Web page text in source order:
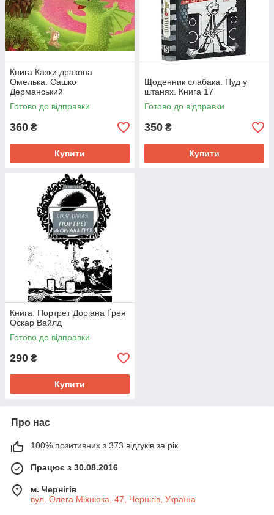
Книга Казки дракона
Омелька. Сашко
Дерманський
Готово до відправки
360 ₴
Купити
Щоденник слабака. Пуд у
штанях. Книга 17
Готово до відправки
350 ₴
Купити
Книга. Портрет Доріана Ґрея
Оскар Вайлд
Готово до відправки
290 ₴
Купити
Про нас
100% позитивних з 373 відгуків за рік
Працює з 30.08.2016
м. Чернігів
вул. Олега Міхнюка, 47, Чернігів, Україна